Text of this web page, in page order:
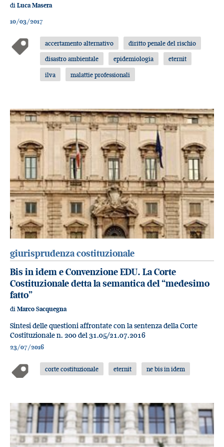
di Luca Masera
10/03/2017
accertamento alternativo
diritto penale del rischio
disastro ambientale
epidemiologia
eternit
ilva
malattie professionali
giurisprudenza costituzionale
Bis in idem e Convenzione EDU. La Corte
Costituzionale detta la semantica del “medesimo
fatto”
di Marco Sacquegna
Sintesi delle questioni affrontate con la sentenza della Corte
Costituzionale n. 200 del 31.05/21.07.2016
23/07/2016
corte costituzionale eternit ne bis in idem